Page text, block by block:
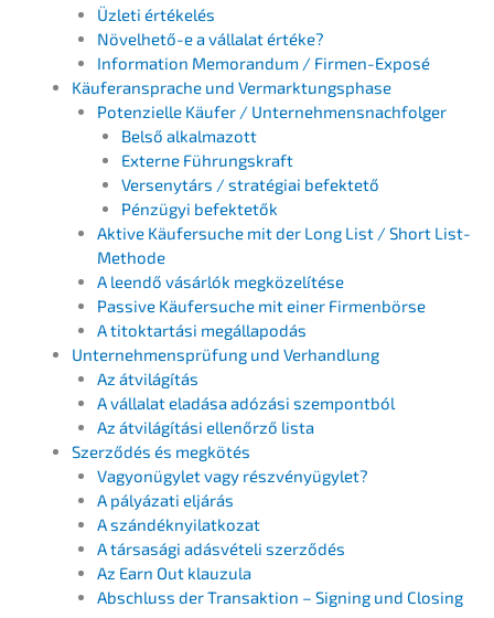
Üzleti értékelés
Növel­he­tő-e a válla­lat értéke?
Infor­ma­ti­on Memoran­dum / Firmen-Exposé
Käufer­an­spra­che und Vermarktungsphase
Poten­zi­el­le Käufer / Unternehmensnachfolger
Belső alkal­ma­zott
Exter­ne Führungskraft
Verse­ny­társ / straté­giai befektető
Pénzü­gyi befektetők
Aktive Käufer­su­che mit der Long List / Short List-
Methode
A leendő vásár­lók megközelítése
Passi­ve Käufer­su­che mit einer Firmenbörse
A titokt­ar­tá­si megállapodás
Unter­neh­mens­prü­fung und Verhandlung
Az átvilá­gí­tás
A válla­lat eladá­sa adózá­si szempontból
Az átvilá­gí­tá­si ellenőr­ző lista
Szerző­dés és megkötés
Vagyonü­gyl­et vagy részvényügylet?
A pályá­za­ti eljárás
A szándé­kny­ilat­ko­zat
A társasá­gi adásvé­te­li szerződés
Az Earn Out klauzula
Abschluss der Trans­ak­ti­on – Signing und Closing